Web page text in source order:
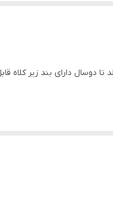
تا دوسال دارای بند زیر